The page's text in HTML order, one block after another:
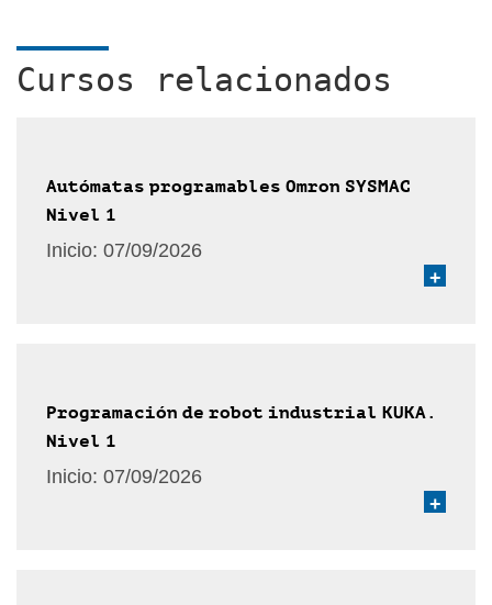
Cursos relacionados
Autómatas programables Omron SYSMAC
Nivel 1
Inicio: 07/09/2026
+
Programación de robot industrial KUKA.
Nivel 1
Inicio: 07/09/2026
+